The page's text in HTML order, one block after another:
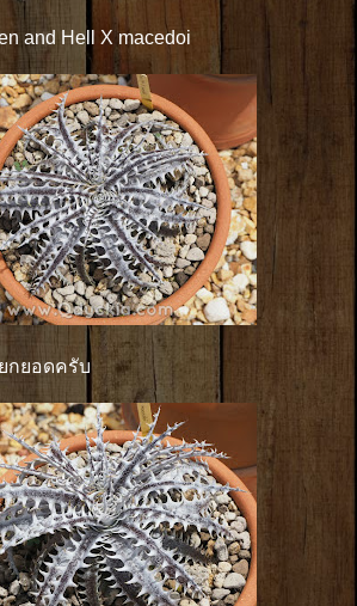
and Hell X macedoi
กยอดครับ